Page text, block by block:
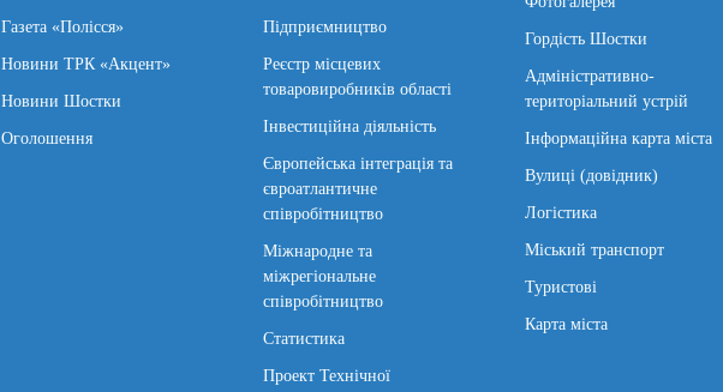
Газета «Полісся»
Новини ТРК «Акцент»
Новини Шостки
Оголошення
Підприємництво
Реєстр місцевих
товаровиробників області
Інвестиційна діяльність
Європейська інтеграція та
євроатлантичне
співробітництво
Міжнародне та
міжрегіональне
співробітництво
Статистика
Проект Технічної
Гордість Шостки
Адміністративно-
територіальний устрій
Інформаційна карта міста
Вулиці (довідник)
Логістика
Міський транспорт
Туристові
Карта міста